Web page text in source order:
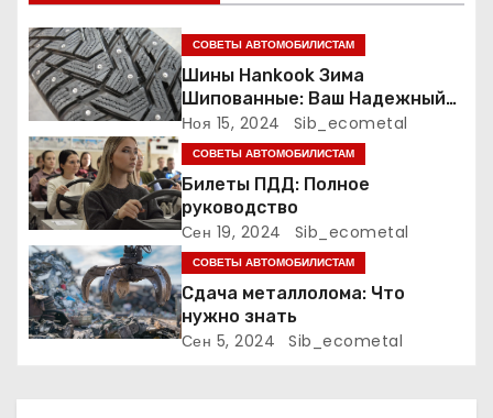
я
п
о
з
а
п
и
с
СОВЕТЫ АВТОМОБИЛИСТАМ
Шины Hankook Зима
Шипованные: Ваш Надежный
Партнёр на Снежных Дорогах
Ноя 15, 2024 Sib_ecometal
СОВЕТЫ АВТОМОБИЛИСТАМ
Билеты ПДД: Полное
руководство
Сен 19, 2024 Sib_ecometal
СОВЕТЫ АВТОМОБИЛИСТАМ
Сдача металлолома: Что
нужно знать
Сен 5, 2024 Sib_ecometal